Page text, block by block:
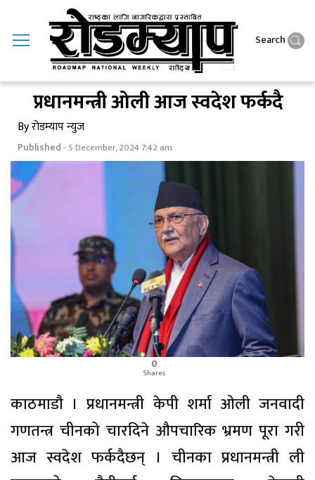
Search
प्रधानमन्त्री ओली आज स्वदेश फर्कदै
By रोडम्याप न्युज
Published- 5 December, 2024 7:42 am
0
Shares
काठमाडाै । प्रधानमन्त्री केपी शर्मा ओली जनवादी
गणतन्त्र चीनको चारदिने औपचारिक भ्रमण पूरा गरी
आज स्वदेश फर्कदैछन् । चीनका प्रधानमन्त्री ली